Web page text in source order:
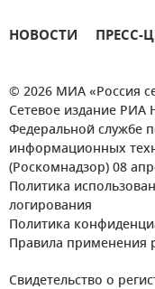
НОВОСТИ ПРЕСС-
© 2026 МИА «Россия
Сетевое издание РИА
Федеральной службе
информационных
(Роскомнадзор) 08
Политика
логирования
Политика
Правила применения
Свидетельство о